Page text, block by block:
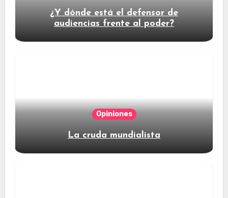
¿Y dónde está el defensor de
audiencias frente al poder?
Opiniones
La cruda mundialista